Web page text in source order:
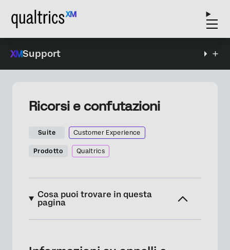
Support
Ricorsi e confutazioni
Suite Customer Experience
Prodotto Qualtrics
Cosa puoi trovare in questa
pagina
Confutazione di un punteggio